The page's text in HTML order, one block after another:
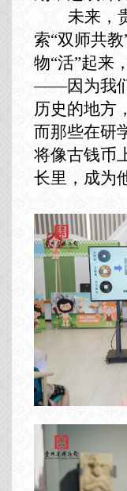
未来，
索“双师共
物“活”起来
——因为我
历史的地方
而那些在研
将像古钱币
长里，成为